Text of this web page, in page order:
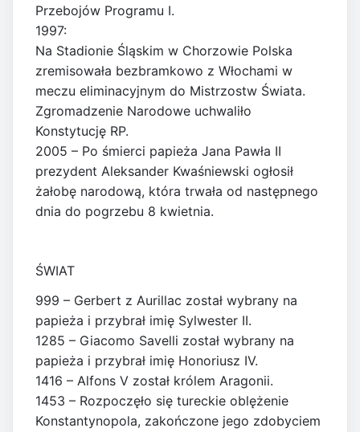
Przebojów Programu I.
1997:
Na Stadionie Śląskim w Chorzowie Polska
zremisowała bezbramkowo z Włochami w
meczu eliminacyjnym do Mistrzostw Świata.
Zgromadzenie Narodowe uchwaliło
Konstytucję RP.
2005 – Po śmierci papieża Jana Pawła II
prezydent Aleksander Kwaśniewski ogłosił
żałobę narodową, która trwała od następnego
dnia do pogrzebu 8 kwietnia.
ŚWIAT
999 – Gerbert z Aurillac został wybrany na
papieża i przybrał imię Sylwester II.
1285 – Giacomo Savelli został wybrany na
papieża i przybrał imię Honoriusz IV.
1416 – Alfons V został królem Aragonii.
1453 – Rozpoczęło się tureckie oblężenie
Konstantynopola, zakończone jego zdobyciem